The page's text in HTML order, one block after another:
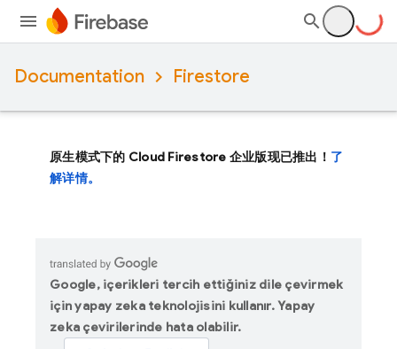
Documentation Firestore
原生模式下的 Cloud Firestore 企业版现已推出！ 了
解详情。
Google, içerikleri tercih ettiğiniz dile çevirmek
için yapay zeka teknolojisini kullanır. Yapay
zeka çevirilerinde hata olabilir.